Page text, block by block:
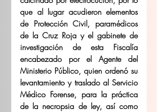
que al lugar acudieron elementos
de Protección Civil, paramédicos
de la Cruz Roja y el gabinete de
investigación de esta Fiscalía
encabezado por el Agente del
Ministerio Público, quien ordenó su
levantamiento y traslado al Servicio
Médico Forense, para la práctica
de la necropsia de ley, así como